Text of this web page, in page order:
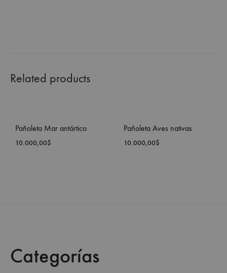
Related products
Pañoleta Mar antártico
10.000,00$
Pañoleta Aves nativas
10.000,00$
Categorías